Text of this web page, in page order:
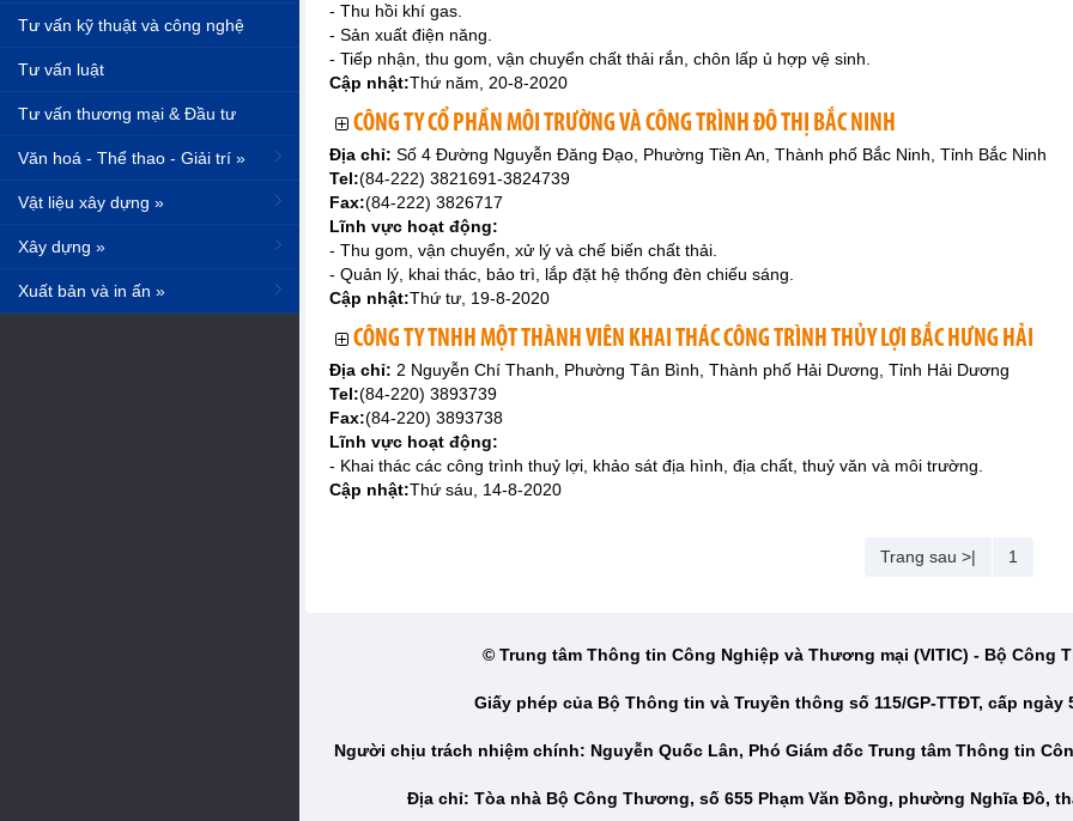
Tư vấn kỹ thuật và công nghệ
Tư vấn luật
Tư vấn thương mại & Đầu tư
Văn hoá - Thể thao - Giải trí »
Vật liệu xây dựng »
Xây dựng »
Xuất bản và in ấn »
- Thu hồi khí gas.
- Sản xuất điện năng.
- Tiếp nhận, thu gom, vận chuyển chất thải rắn, chôn lấp ủ hợp vệ sinh.
Cập nhật:Thứ năm, 20-8-2020
CÔNG TY CỔ PHẦN MÔI TRƯỜNG VÀ CÔNG TRÌNH ĐÔ THỊ BẮC NINH
Địa chỉ: Số 4 Đường Nguyễn Đăng Đạo, Phường Tiền An, Thành phố Bắc Ninh, Tỉnh Bắc Ninh
Tel:(84-222) 3821691-3824739
Fax:(84-222) 3826717
Lĩnh vực hoạt động:
- Thu gom, vận chuyển, xử lý và chế biến chất thải.
- Quản lý, khai thác, bảo trì, lắp đặt hệ thống đèn chiếu sáng.
Cập nhật:Thứ tư, 19-8-2020
CÔNG TY TNHH MỘT THÀNH VIÊN KHAI THÁC CÔNG TRÌNH THỦY LỢI BẮC HƯNG HẢI
Địa chỉ: 2 Nguyễn Chí Thanh, Phường Tân Bình, Thành phố Hải Dương, Tỉnh Hải Dương
Tel:(84-220) 3893739
Fax:(84-220) 3893738
Lĩnh vực hoạt động:
- Khai thác các công trình thuỷ lợi, khảo sát địa hình, địa chất, thuỷ văn và môi trường.
Cập nhật:Thứ sáu, 14-8-2020
Trang sau >| 1
© Trung tâm Thông tin Công Nghiệp và Thương mại (VITIC) - Bộ Công
Giấy phép của Bộ Thông tin và Truyền thông số 115/GP-TTĐT, cấp ngày
Người chịu trách nhiệm chính: Nguyễn Quốc Lân, Phó Giám đốc Trung tâm Thông tin
Địa chỉ: Tòa nhà Bộ Công Thương, số 655 Phạm Văn Đồng, phường Nghĩa Đô,